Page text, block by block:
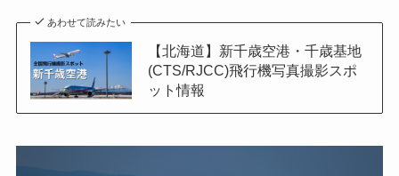
あわせて読みたい
【北海道】新千歳空港・千歳基地
(CTS/RJCC)飛行機写真撮影スポ
ット情報